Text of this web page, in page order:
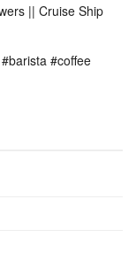
|| Cruise Ship
#coffee